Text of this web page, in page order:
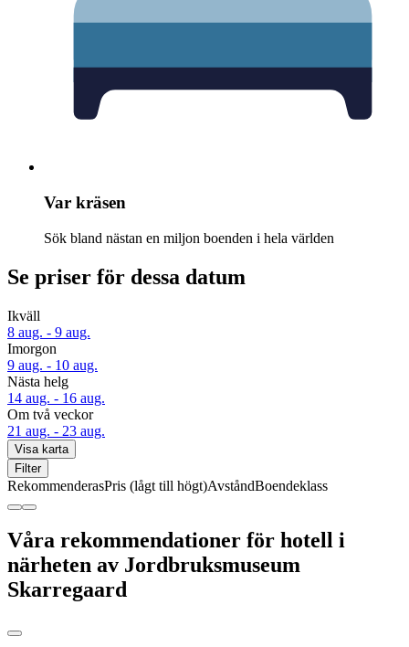
Var kräsen
Sök bland nästan en miljon boenden i hela världen
Se priser för dessa datum
Ikväll
8 aug. - 9 aug.
Imorgon
9 aug. - 10 aug.
Nästa helg
14 aug. - 16 aug.
Om två veckor
21 aug. - 23 aug.
Visa karta
Filter
RekommenderasPris (lågt till högt)AvståndBoendeklass
Våra rekommendationer för hotell i
närheten av Jordbruksmuseum
Skarregaard